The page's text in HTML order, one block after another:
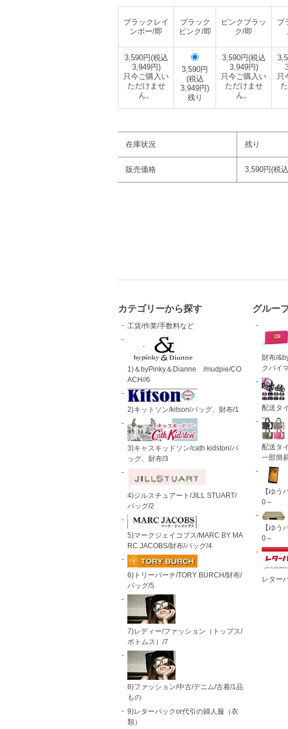
ブラックレイ
ンボー/即
ブラック
ピンク/即
ピンクブラッ
ク/即
ブ
3,590円(税込
3,949円)
只今ご購入い
ただけませ
ん。
3,590円
(税込
3,949円)
残り
3,590円(税込
3,949円)
只今ご購入い
ただけませ
ん。
只
在庫状況 残り
販売価格 3,590円(税
カテゴリーから探す
工賃/作業/手数料など
1)＆byPinky＆Dianne /mudpie/CO
ACH//6
2)キットソン/kitson/バッグ、財布/1
3)キャスキッドソン/cath kidston/バ
ッグ、財布/3
4)ジルスチュアート/JILL STUART/
バッグ/2
5)マークジェイコブス/MARC BY MA
RC JACOBS/財布/バッグ/4
6)トリーバーチ/TORY BURCH/財布/
バッグ/5
7)レディー/ファッション（トップス/
ボトムス）/7
8)ファッション/中古/デニム/古着/1品
もの
9)レターパックor代引の婦人服（衣
類）
グルー
財布/
クバイ
配送タ
配送タ
一部簡
【ゆう
0～
【ゆう
0～
レター